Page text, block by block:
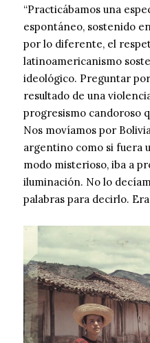
“Practicábamos una
espontáneo, sostenido
por lo diferente, el
latinoamericanismo
ideológico. Preguntar por
resultado de una
progresismo candoroso
Nos movíamos por
argentino como si fuera
modo misterioso, iba a
iluminación. No lo
palabras para decirlo.